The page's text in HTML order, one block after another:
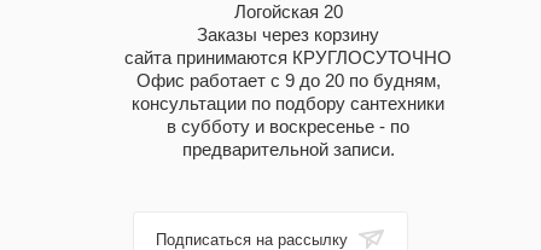
Логойская 20
Заказы через корзину
сайта принимаются КРУГЛОСУТОЧНО
Офис работает с 9 до 20 по будням,
консультации по подбору сантехники
в субботу и воскресенье - по
предварительной записи.
Подписаться на рассылку